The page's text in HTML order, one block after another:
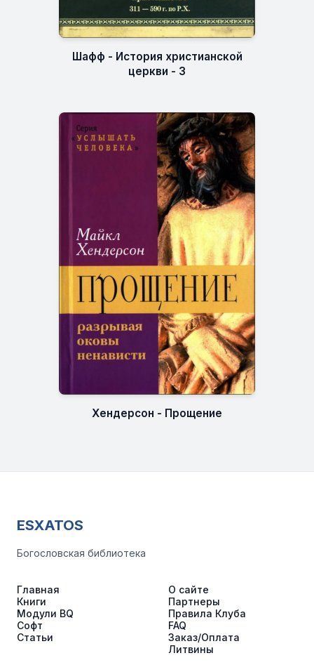
Шафф - История христианской
церкви - 3
Хендерсон - Прощение
ESXATOS
Богословская библиотека
Главная
Книги
Модули BQ
Софт
Статьи
О сайте
Партнеры
Правила Клуба
FAQ
Заказ/Оплата
Литвины